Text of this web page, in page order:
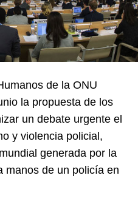
de la ONU
la propuesta de los
un debate urgente el
y violencia policial,
generada por la
manos de un policía en